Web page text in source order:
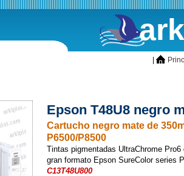
inicio
Epson T48U8 negro
Cartucho negro mate de
P6500/P8500
Tintas pigmentadas UltraChrome
gran formato Epson SureColor series
C13T48U800